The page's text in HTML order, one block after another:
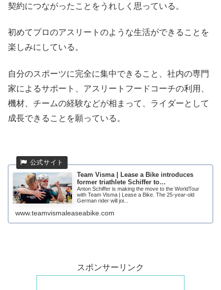
契約につながったことをうれしく思っている。
初めてプロのアスリートのような生活ができることを
楽しみにしている。
自分のスポーツに完全に集中できること、社内の専門
家によるサポート、アスリートフードコーチの利用、
機材、チームの経験などが相まって、ライダーとして
成長できることを願っている。
Team Visma | Lease a Bike introduces
former triathlete Schiffer to…
Anton Schiffer is making the move to the WorldTour
with Team Visma | Lease a Bike. The 25-year-old
German rider will joi...
www.teamvismaleaseabike.com
スポンサーリンク